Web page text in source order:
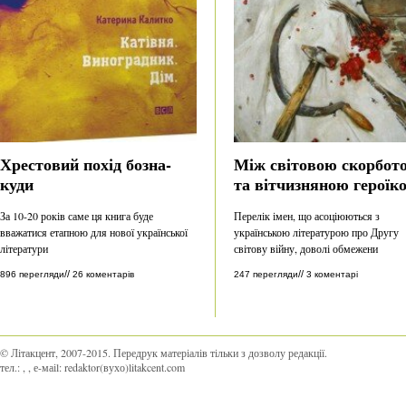
Хрестовий похід бозна-
куди
За 10-20 років саме ця книга буде
вважатися етапною для нової української
літератури
896 перегляди// 26 коментарів
Між світовою
та вітчизняною
Перелік імен, що асоціюються з
українською літературою про Другу
світову війну, доволі обмежени
247 перегляди// 3 коментарі
© Літакцент, 2007-2015. Передрук матеріалів тільки з дозволу редакції.
тел.:
, е-маіl:redaktor(вухо)litakcent.com